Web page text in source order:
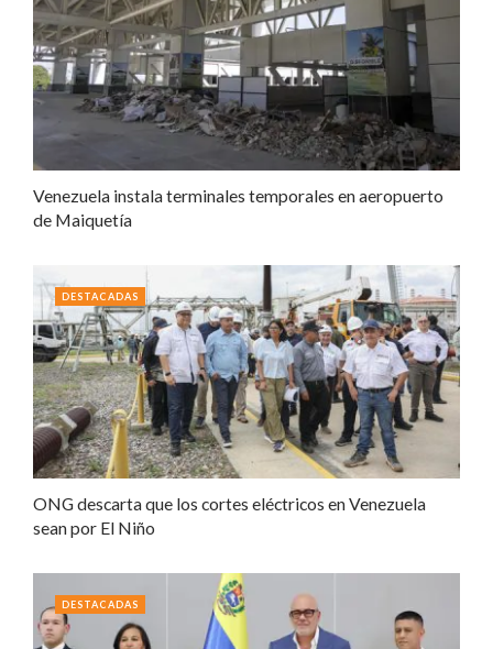
Venezuela instala terminales temporales en aeropuerto
de Maiquetía
ONG descarta que los cortes eléctricos en Venezuela
sean por El Niño
DESTACADAS
DESTACADAS